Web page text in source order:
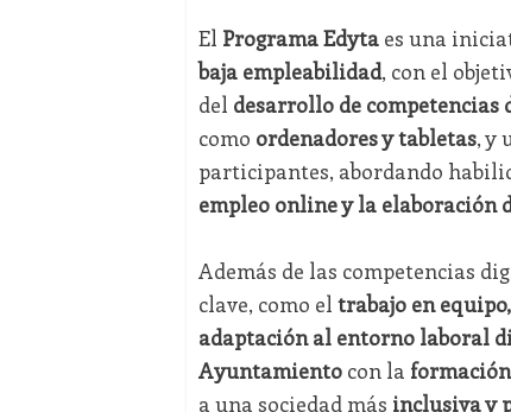
El Programa Edytaes una
baja empleabilidad, con el
del desarrollo de competencias
como ordenadores y tabletas, y
participantes, abordando
empleo online y la elaboración
Además de las competencias
clave, como el trabajo en
adaptación al entorno laboral
Ayuntamientocon la
a una sociedad más inclusiva y